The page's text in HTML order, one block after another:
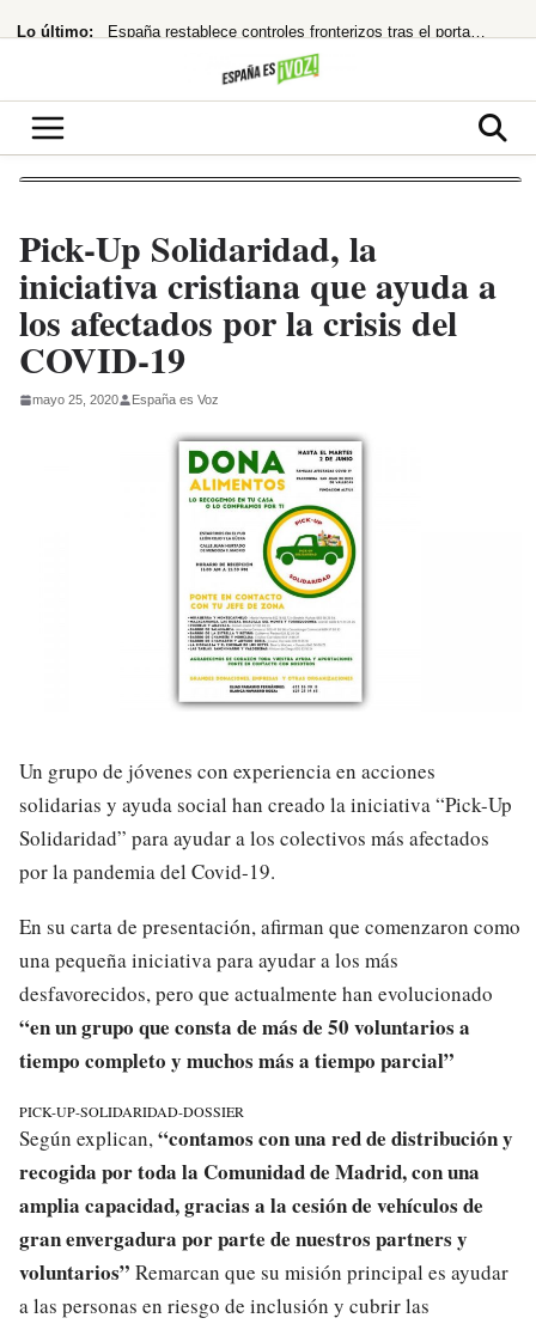
al Lo último: España restablece controles fronterizos tras el portazo de Italia
¿cuándo te costará un ojo de la cara?
Pick-Up Solidaridad, la
iniciativa cristiana que ayuda a
los afectados por la crisis del
COVID-19
mayo 25, 2020 España es Voz
Un grupo de jóvenes con experiencia en acciones
solidarias y ayuda social han creado la iniciativa “Pick-Up
Solidaridad” para ayudar a los colectivos más afectados
por la pandemia del Covid-19.
En su carta de presentación, afirman que comenzaron como
una pequeña iniciativa para ayudar a los más
desfavorecidos, pero que actualmente han evolucionado
“en un grupo que consta de más de 50 voluntarios a
tiempo completo y muchos más a tiempo parcial”
PICK-UP-SOLIDARIDAD-DOSSIER
Según explican,“contamos conuna red de distribución y
recogida por toda la Comunidad de Madrid, con una
amplia capacidad, gracias a la cesión de vehículos de
gran envergadura por parte de nuestros partners y
voluntarios” Remarcan que su misión principal es ayudar
a las personas en riesgo de inclusión y cubrir las